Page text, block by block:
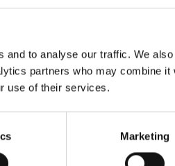
and to analyse our traffic. We
partners who may combine it
use of their services.
Marketing
SPACE / 宇宙
SPACE / 宇宙 er et
etableret i 2022 af
Ronald Hofman.
Vi er stolte af at
blanding af dansk og
nutidskunst skabt af
Vores passion ligger i